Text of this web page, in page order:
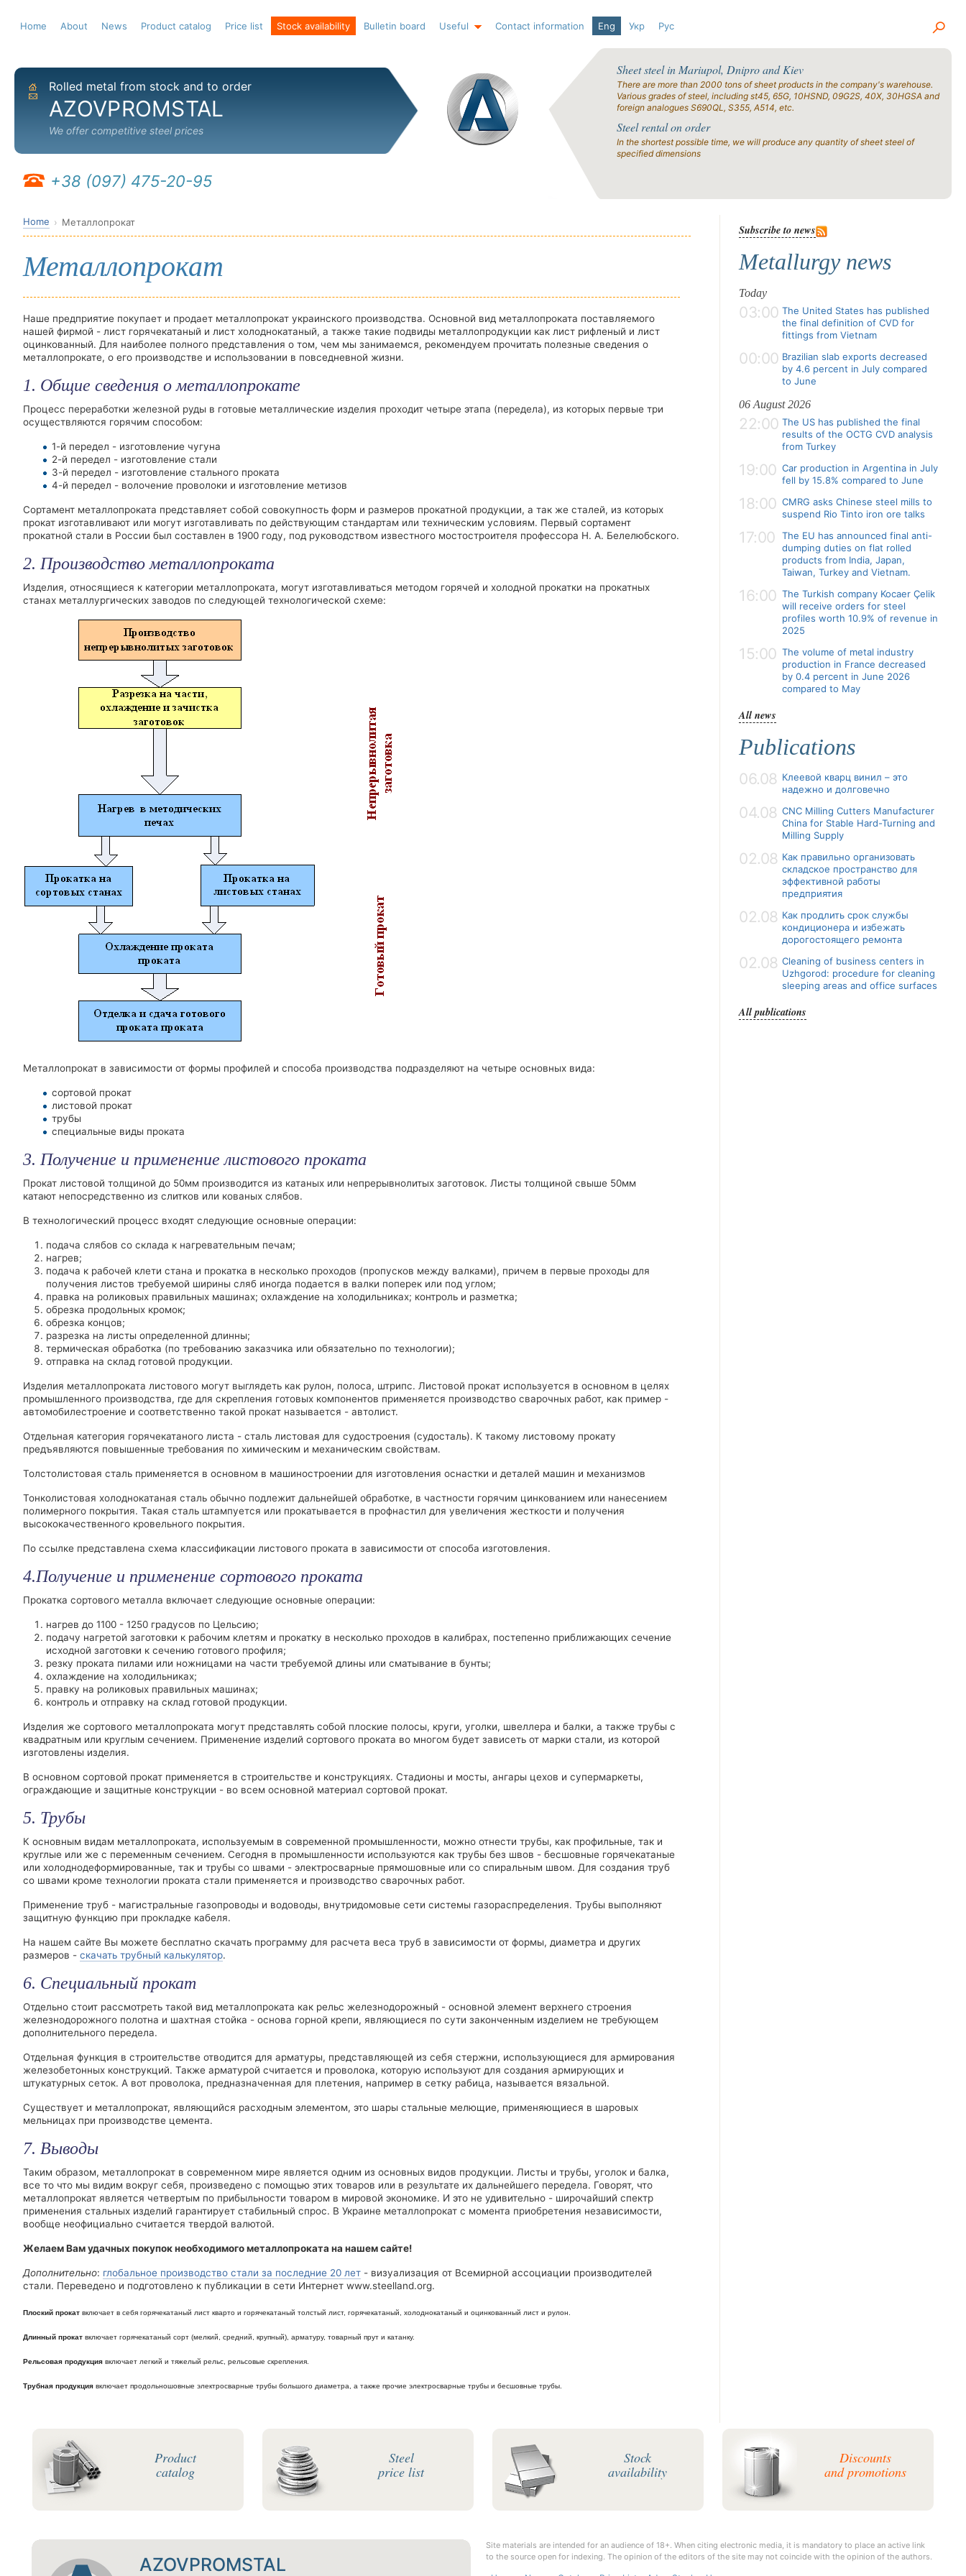
Home About News Product catalog Price list Stock availability Bulletin board Useful Contact information Eng Укр Рус
Home
Send email
Rolled metal from stock and to order
AZOVPROMSTAL
We offer competitive steel prices
+38 (097) 475-20-95
Sheet steel in Mariupol, Dnipro and Kiev
There are more than 2000 tons of sheet products in the company's warehouse.
Various grades of steel, including st45, 65G, 10HSND, 09G2S, 40X, 30HGSA and
foreign analogues S690QL, S355, A514, etc.
Steel rental on order
In the shortest possible time, we will produce any quantity of sheet steel of
specified dimensions
Home Металлопрокат
Металлопрокат
Наше предприятие покупает и продает металлопрокат украинского производства. Основной вид металлопроката поставляемого
нашей фирмой - лист горячекатаный и лист холоднокатаный, а также такие подвиды металлопродукции как лист рифленый и лист
оцинкованный. Для наиболее полного представления о том, чем мы занимаемся, рекомендуем прочитать полезные сведения о
металлопрокате, о его производстве и использовании в повседневной жизни.
1. Общие сведения о металлопрокате
Процесс переработки железной руды в готовые металлические изделия проходит четыре этапа (передела), из которых первые три
осуществляются горячим способом:
1-й передел - изготовление чугуна
2-й передел - изготовление стали
3-й передел - изготовление стального проката
4-й передел - волочение проволоки и изготовление метизов
Сортамент металлопроката представляет собой совокупность форм и размеров прокатной продукции, а так же сталей, из которых
прокат изготавливают или могут изготавливать по действующим стандартам или техническим условиям. Первый сортамент
прокатной стали в России был составлен в 1900 году, под руководством известного мостостроителя профессора Н. А. Белелюбского.
2. Производство металлопроката
Изделия, относящиеся к категории металлопроката, могут изготавливаться методом горячей и холодной прокатки на прокатных
станах металлургических заводов по следующей технологической схеме:
Металлопрокат в зависимости от формы профилей и способа производства подразделяют на четыре основных вида:
сортовой прокат
листовой прокат
трубы
специальные виды проката
3. Получение и применение листового проката
Прокат листовой толщиной до 50мм производится из катаных или непрерывнолитых заготовок. Листы толщиной свыше 50мм
катают непосредственно из слитков или кованых слябов.
В технологический процесс входят следующие основные операции:
подача слябов со склада к нагревательным печам;
нагрев;
подача к рабочей клети стана и прокатка в несколько проходов (пропусков между валками), причем в первые проходы для
получения листов требуемой ширины сляб иногда подается в валки поперек или под углом;
правка на роликовых правильных машинах; охлаждение на холодильниках; контроль и разметка;
обрезка продольных кромок;
обрезка концов;
разрезка на листы определенной длинны;
термическая обработка (по требованию заказчика или обязательно по технологии);
отправка на склад готовой продукции.
Изделия металлопроката листового могут выглядеть как рулон, полоса, штрипс. Листовой прокат используется в основном в целях
промышленного производства, где для скрепления готовых компонентов применяется производство сварочных работ, как пример -
автомобилестроение и соответственно такой прокат называется - автолист.
Отдельная категория горячекатаного листа - сталь листовая для судостроения (судосталь). К такому листовому прокату
предъявляются повышенные требования по химическим и механическим свойствам.
Толстолистовая сталь применяется в основном в машиностроении для изготовления оснастки и деталей машин и механизмов
Тонколистовая холоднокатаная сталь обычно подлежит дальнейшей обработке, в частности горячим цинкованием или нанесением
полимерного покрытия. Такая сталь штампуется или прокатывается в профнастил для увеличения жесткости и получения
высококачественного кровельного покрытия.
По ссылке представлена схема классификации листового проката в зависимости от способа изготовления.
4.Получение и применение сортового проката
Прокатка сортового металла включает следующие основные операции:
нагрев до 1100 - 1250 градусов по Цельсию;
подачу нагретой заготовки к рабочим клетям и прокатку в несколько проходов в калибрах, постепенно приближающих сечение
исходной заготовки к сечению готового профиля;
резку проката пилами или ножницами на части требуемой длины или сматывание в бунты;
охлаждение на холодильниках;
правку на роликовых правильных машинах;
контроль и отправку на склад готовой продукции.
Изделия же сортового металлопроката могут представлять собой плоские полосы, круги, уголки, швеллера и балки, а также трубы с
квадратным или круглым сечением. Применение изделий сортового проката во многом будет зависеть от марки стали, из которой
изготовлены изделия.
В основном сортовой прокат применяется в строительстве и конструкциях. Стадионы и мосты, ангары цехов и супермаркеты,
ограждающие и защитные конструкции - во всем основной материал сортовой прокат.
5. Трубы
К основным видам металлопроката, используемым в современной промышленности, можно отнести трубы, как профильные, так и
круглые или же с переменным сечением. Сегодня в промышленности используются как трубы без швов - бесшовные горячекатаные
или холоднодеформированные, так и трубы со швами - электросварные прямошовные или со спиральным швом. Для создания труб
со швами кроме технологии проката стали применяется и производство сварочных работ.
Применение труб - магистральные газопроводы и водоводы, внутридомовые сети системы газораспределения. Трубы выполняют
защитную функцию при прокладке кабеля.
На нашем сайте Вы можете бесплатно скачать программу для расчета веса труб в зависимости от формы, диаметра и других
размеров - скачать трубный калькулятор.
6. Специальный прокат
Отдельно стоит рассмотреть такой вид металлопроката как рельс железнодорожный - основной элемент верхнего строения
железнодорожного полотна и шахтная стойка - основа горной крепи, являющиеся по сути законченным изделием не требующем
дополнительного передела.
Отдельная функция в строительстве отводится для арматуры, представляющей из себя стержни, использующиеся для армирования
железобетонных конструкций. Также арматурой считается и проволока, которую используют для создания армирующих и
штукатурных сеток. А вот проволока, предназначенная для плетения, например в сетку рабица, называется вязальной.
Существует и металлопрокат, являющийся расходным элементом, это шары стальные мелющие, применяющиеся в шаровых
мельницах при производстве цемента.
7. Выводы
Таким образом, металлопрокат в современном мире является одним из основных видов продукции. Листы и трубы, уголок и балка,
все то что мы видим вокруг себя, произведено с помощью этих товаров или в результате их дальнейшего передела. Говорят, что
металлопрокат является четвертым по прибыльности товаром в мировой экономике. И это не удивительно - широчайший спектр
применения стальных изделий гарантирует стабильный спрос. В Украине металлопрокат с момента приобретения независимости,
вообще неофициально считается твердой валютой.
Желаем Вам удачных покупок необходимого металлопроката на нашем сайте!
Дополнительно: глобальное производство стали за последние 20 лет - визуализация от Всемирной ассоциации производителей
стали. Переведено и подготовлено к публикации в сети Интернет www.steelland.org.
Плоский прокат включает в себя горячекатаный лист кварто и горячекатаный толстый лист, горячекатаный, холоднокатаный и оцинкованный лист и рулон.
Длинный прокат включает горячекатаный сорт (мелкий, средний, крупный), арматуру, товарный прут и катанку.
Рельсовая продукция включает легкий и тяжелый рельс, рельсовые скрепления.
Трубная продукция включает продольношовные электросварные трубы большого диаметра, а также прочие электросварные трубы и бесшовные трубы.
Subscribe to news
Metallurgy news
Today
03:00 The United States has published
the final definition of CVD for
fittings from Vietnam
00:00 Brazilian slab exports decreased
by 4.6 percent in July compared
to June
06 August 2026
22:00 The US has published the final
results of the OCTG CVD analysis
from Turkey
19:00 Car production in Argentina in July
fell by 15.8% compared to June
18:00 CMRG asks Chinese steel mills to
suspend Rio Tinto iron ore talks
17:00
The EU has announced final anti-
dumping duties on flat rolled
products from India, Japan,
Taiwan, Turkey and Vietnam.
16:00 The Turkish company Kocaer Çelik
will receive orders for steel
profiles worth 10.9% of revenue in
2025
15:00 The volume of metal industry
production in France decreased
by 0.4 percent in June 2026
compared to May
All news
Publications
06.08 Клеевой кварц винил – это
надежно и долговечно
04.08 CNC Milling Cutters Manufacturer
China for Stable Hard-Turning and
Milling Supply
02.08 Как правильно организовать
складское пространство для
эффективной работы
предприятия
02.08 Как продлить срок службы
кондиционера и избежать
дорогостоящего ремонта
02.08 Cleaning of business centers in
Uzhgorod: procedure for cleaning
sleeping areas and office surfaces
All publications
Product
catalog
Steel
price list
Stock
availability
Discounts
and promotions
AZOVPROMSTAL
Site materials are intended for an audience of 18+. When citing electronic media, it is mandatory to place an active link
to the source open for indexing. The opinion of the editors of the site may not coincide with the opinion of the authors.